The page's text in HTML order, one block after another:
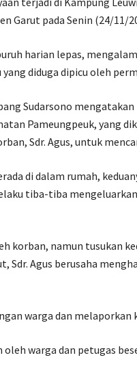
Garut pada Senin (24/11/
harian lepas,
diduga dipicu oleh
Sudarsono
Pameungpeuk, yang
Sdr. Agus, untuk
di dalam rumah,
tiba-tiba
korban, namun tusukan
Sdr. Agus berusaha
warga dan melaporkan
warga dan petugas